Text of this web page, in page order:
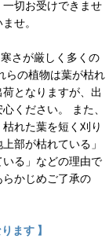
切お受けできませ
せ。
さが厳しく多くの
らの植物は葉が枯れ
となりますが、出
ください。 また、
れた葉を短く刈り
部が枯れている」
いる」などの理由で
かじめご了承の
ます 】